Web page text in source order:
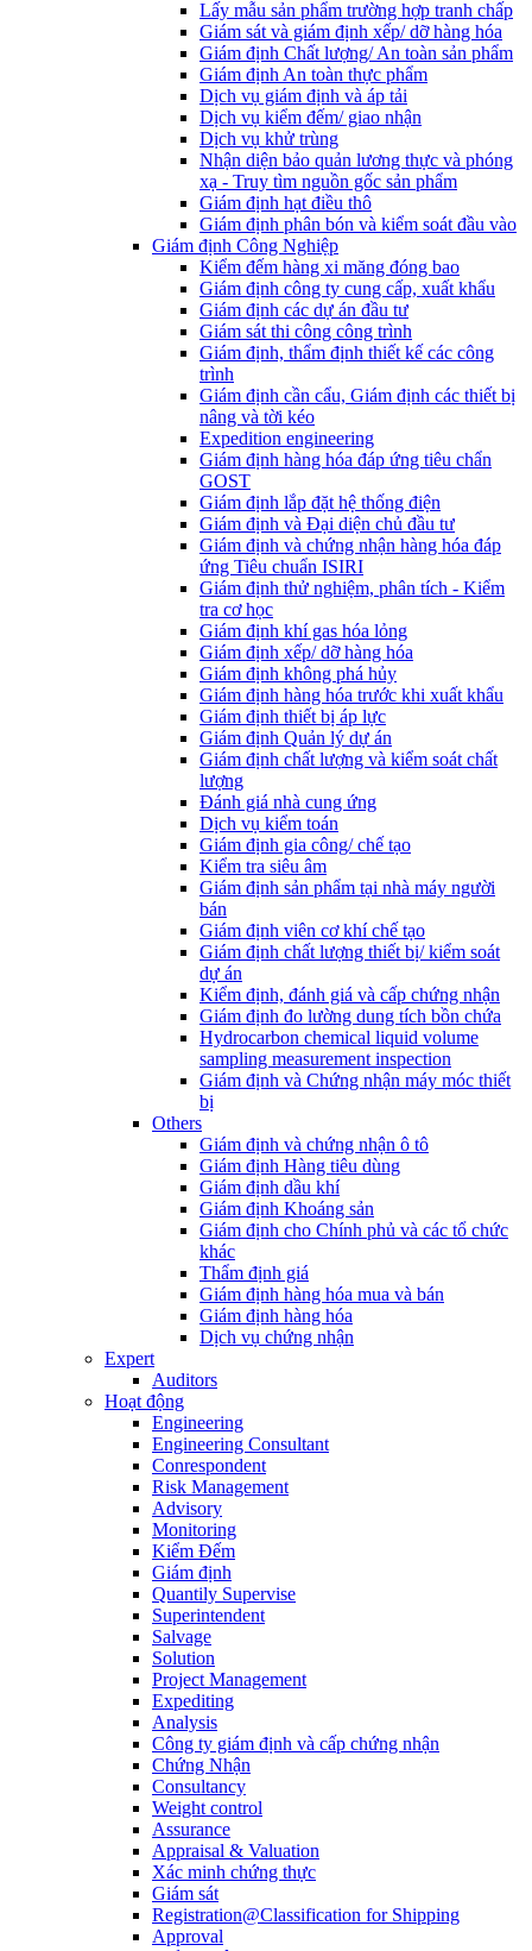
Lấy mẫu sản phẩm trường hợp tranh chấp
Giám sát và giám định xếp/ dỡ hàng hóa
Giám định Chất lượng/ An toàn sản phẩm
Giám định An toàn thực phẩm
Dịch vụ giám định và áp tải
Dịch vụ kiểm đếm/ giao nhận
Dịch vụ khử trùng
Nhận diện bảo quản lương thực và phóng
xạ - Truy tìm nguồn gốc sản phẩm
Giám định hạt điều thô
Giám định phân bón và kiểm soát đầu vào
Giám định Công Nghiệp
Kiểm đếm hàng xi măng đóng bao
Giám định công ty cung cấp, xuất khẩu
Giám định các dự án đầu tư
Giám sát thi công công trình
Giám định, thẩm định thiết kế các công
trình
Giám định cần cẩu, Giám định các thiết bị
nâng và tời kéo
Expedition engineering
Giám định hàng hóa đáp ứng tiêu chẩn
GOST
Giám định lắp đặt hệ thống điện
Giám định và Đại diện chủ đầu tư
Giám định và chứng nhận hàng hóa đáp
ứng Tiêu chuẩn ISIRI
Giám định thử nghiệm, phân tích - Kiểm
tra cơ học
Giám định khí gas hóa lỏng
Giám định xếp/ dỡ hàng hóa
Giám định không phá hủy
Giám định hàng hóa trước khi xuất khẩu
Giám định thiết bị áp lực
Giám định Quản lý dự án
Giám định chất lượng và kiểm soát chất
lượng
Đánh giá nhà cung ứng
Dịch vụ kiểm toán
Giám định gia công/ chế tạo
Kiểm tra siêu âm
Giám định sản phẩm tại nhà máy người
bán
Giám định viên cơ khí chế tạo
Giám định chất lượng thiết bị/ kiểm soát
dự án
Kiểm định, đánh giá và cấp chứng nhận
Giám định đo lường dung tích bồn chứa
Hydrocarbon chemical liquid volume
sampling measurement inspection
Giám định và Chứng nhận máy móc thiết
bị
Others
Giám định và chứng nhận ô tô
Giám định Hàng tiêu dùng
Giám định dầu khí
Giám định Khoáng sản
Giám định cho Chính phủ và các tổ chức
khác
Thẩm định giá
Giám định hàng hóa mua và bán
Giám định hàng hóa
Dịch vụ chứng nhận
Expert
Auditors
Hoạt động
Engineering
Engineering Consultant
Conrespondent
Risk Management
Advisory
Monitoring
Kiểm Đếm
Giám định
Quantily Supervise
Superintendent
Salvage
Solution
Project Management
Expediting
Analysis
Công ty giám định và cấp chứng nhận
Chứng Nhận
Consultancy
Weight control
Assurance
Appraisal & Valuation
Xác minh chứng thực
Giám sát
Registration@Classification for Shipping
Approval